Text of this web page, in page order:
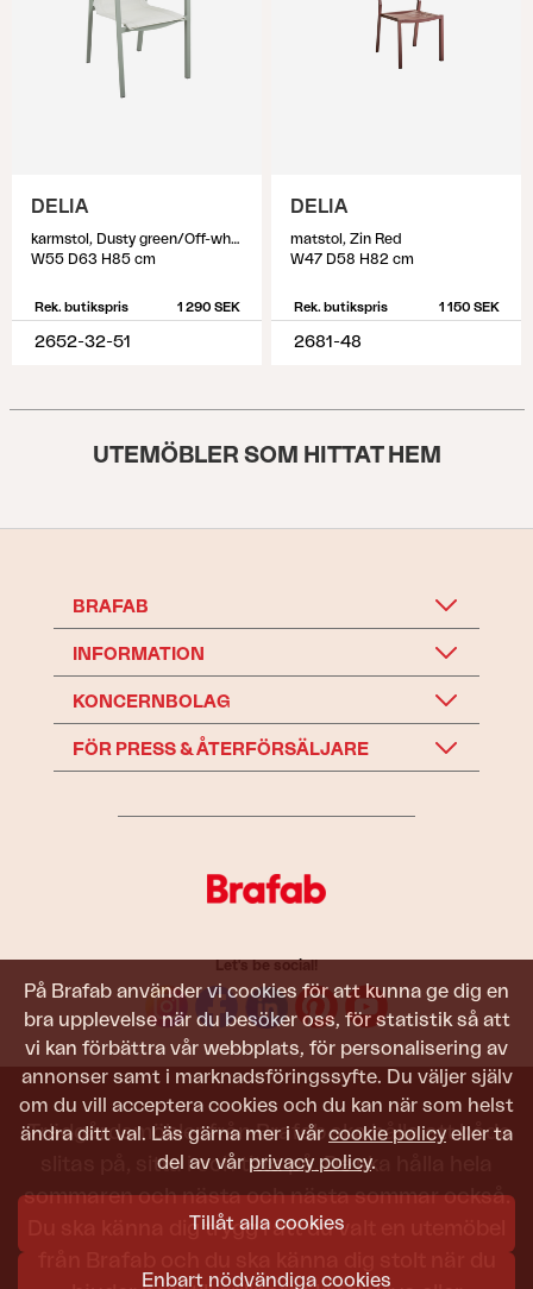
På Brafab använder vi cookies för att kunna ge dig en
bra upplevelse när du besöker oss, för statistik så att
vi kan förbättra vår webbplats, för personalisering av
annonser samt i marknadsföringssyfte. Du väljer själv
om du vill acceptera cookies och du kan när som helst
ändra ditt val. Läs gärna mer i vår cookie policy eller ta
del av vår privacy policy.
Tillåt alla cookies
Enbart nödvändiga cookies
DELIA
karmstol, Dusty green/Off-white
W55 D63 H85 cm
Rek. butikspris 1 290 SEK
2652-32-51
DELIA
matstol, Zin Red
W47 D58 H82 cm
Rek. butikspris 1 150 SEK
2681-48
UTEMÖBLER SOM HITTAT HEM
BRAFAB
INFORMATION
KONCERNBOLAG
FÖR PRESS & ÅTERFÖRSÄLJARE
Let's be social!
Trädgårdsmöbler från Brafab ska hålla att både
slitas på, sitta i och titta på. De ska hålla hela
sommaren och nästa och nästa sommar också.
Du ska känna dig trygg i att du valt en utemöbel